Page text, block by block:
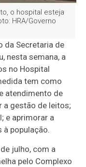
o hospital esteja
HRA/Governo
da Secretaria de
nesta semana, a
no Hospital
tem como
atendimento de
a gestão de leitos;
e aprimorar a
população.
julho, com a
pelo Complexo